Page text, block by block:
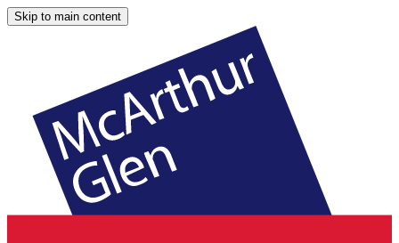
Skip to main content